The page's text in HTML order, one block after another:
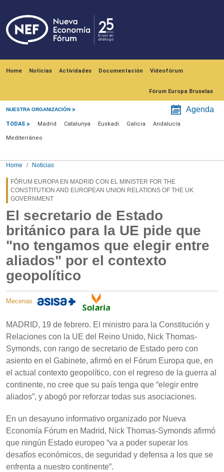
Home Noticias Actividades Documentación Videofórum
Fórum Europa Bruselas
NUESTRA ORGANIZACIÓN Agenda
Menú noticias
TODAS Madrid Catalunya Euskadi Galicia Andalucía
Mediterráneo
Home Noticias
FÓRUM EUROPA EN MADRID CON EL MINISTER FOR THE
CONSTITUTION AND EUROPEAN UNION RELATIONS OF THE UK
GOVERNMENT
El secretario de Estado
británico para la UE pide que
"no tengamos que elegir entre
aliados" por el contexto
geopolítico
Mecenas
MADRID, 19 de febrero. El ministro para la Constitución y
Relaciones con la UE del Reino Unido, Nick Thomas-
Symonds, con rango de secretario de Estado pero con
asiento en el Gabinete, afirmó en el Fórum Europa que, en
el actual contexto geopolítico, con el regreso de la guerra al
continente, no cree que su país tenga que “elegir entre
aliados”, y abogó por reforzar todas sus asociaciones.
En un desayuno informativo organizado por Nueva
Economía Fórum en Madrid, Nick Thomas-Symonds afirmó
que ningún Estado europeo “va a poder superar los
desafíos económicos, de seguridad y defensa a los que se
enfrenta a nuestro continente”.